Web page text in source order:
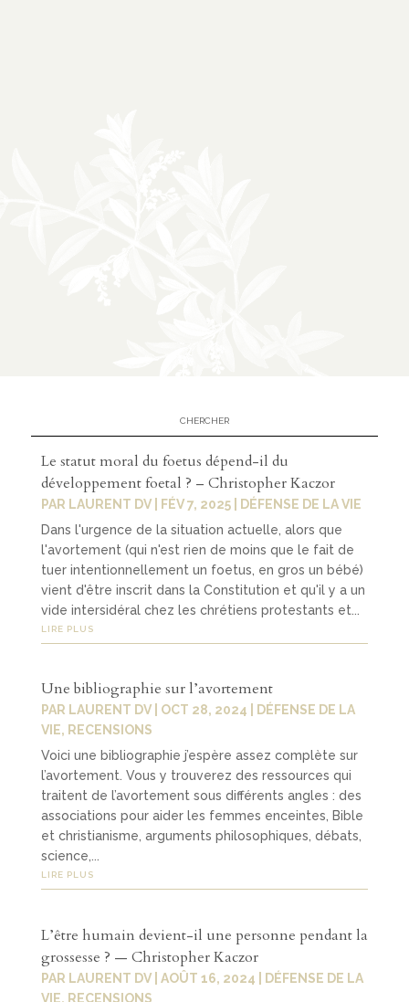
Le statut moral du foetus dépend-il du
développement foetal ? – Christopher Kaczor
PAR LAURENT DV| FÉV 7, 2025|
DÉFENSE DE LA VIE
Dans l'urgence de la situation actuelle, alors que
l'avortement (qui n'est rien de moins que le fait de
tuer intentionnellement un foetus, en gros un bébé)
vient d'être inscrit dans la Constitution et qu'il y a un
vide intersidéral chez les chrétiens protestants et...
LIRE PLUS
Une bibliographie sur l’avortement
PAR LAURENT DV| OCT 28, 2024
DÉFENSE DE LA
VIE, RECENSIONS
Voici une bibliographie j’espère assez complète sur
l’avortement. Vous y trouverez des ressources qui
traitent de l’avortement sous différents angles : des
associations pour aider les femmes enceintes, Bible
et christianisme, arguments philosophiques, débats,
science,...
LIRE PLUS
L’être humain devient-il une personne pendant la
grossesse ? — Christopher Kaczor
PAR LAURENT DV| AOÛT 16, 2024
DÉFENSE DE LA
VIE, RECENSIONS